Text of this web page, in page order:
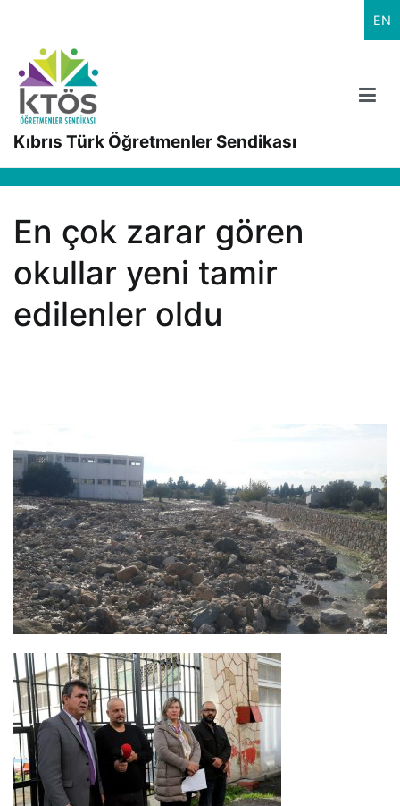
EN
Kıbrıs Türk Öğretmenler Sendikası
En çok zarar gören
okullar yeni tamir
edilenler oldu